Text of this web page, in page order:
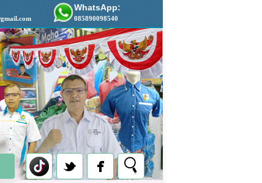
WhatsApp:
085890098540